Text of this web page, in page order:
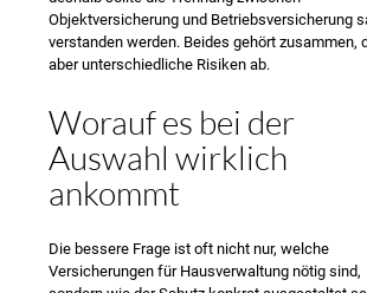
Objektversicherung und Betriebsversicherung
verstanden werden. Beides gehört zusammen,
aber unterschiedliche Risiken ab.
Worauf es bei der
Auswahl wirklich
ankommt
Die bessere Frage ist oft nicht nur, welche
Versicherungen für Hausverwaltung nötig sind,